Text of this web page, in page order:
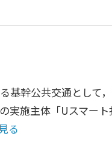
基幹公共交通とし
実施主体「Uスマー
る